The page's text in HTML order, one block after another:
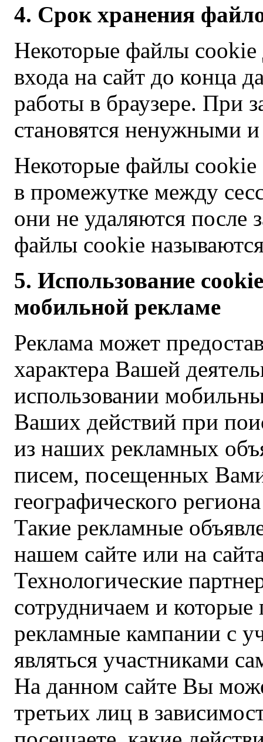
4. Срок хранения
Некоторые файлы cookie
входа на сайт до конца
работы в браузере. При
становятся ненужными
Некоторые файлы cookie
в промежутке между
они не удаляются после
файлы cookie
5. Использование
мобильной рекламе
Реклама может
характера Вашей
использовании
Ваших действий при
из наших рекламных
писем, посещенных
географического
Такие рекламные
нашем сайте или на
Технологические
сотрудничаем и
рекламные кампании с
являться участниками
На данном сайте Вы
третьих лиц в